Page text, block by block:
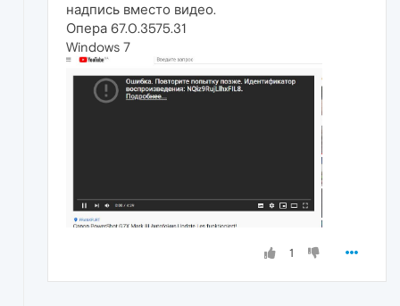
надпись вместо видео.
Опера 67.0.3575.31
Windows 7
1